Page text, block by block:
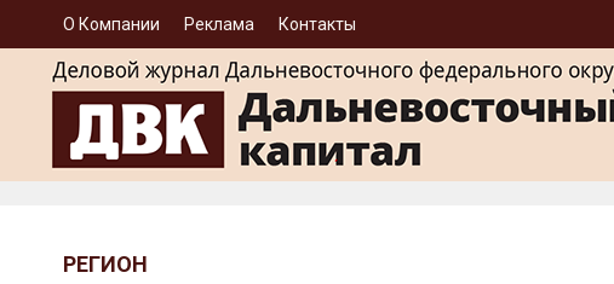
О Компании Реклама Контакты
РЕГИОН